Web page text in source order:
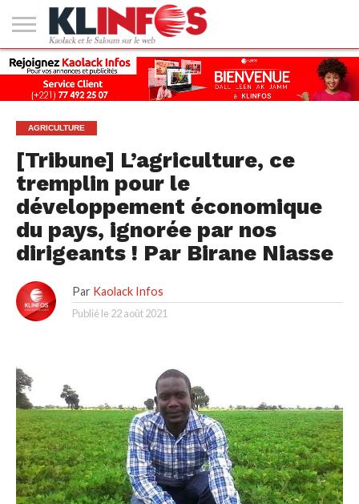
#2
(PAS
DE
TITRE)
KAOLACK
POLITIQUE
ECONOMIE
SOCIÉTÉ
CULTURE
PEOPLE
SPORT
SANTÉ
AFRIQUE
INTERNATIONAL
EMPLOI &
FORMATION
AGRICULTURE
[Tribune] L’agriculture, ce
tremplin pour le
développement économique
du pays, ignorée par nos
dirigeants ! Par Birane Niasse
Par Kaolack Infos
Publié le 22 août 2021